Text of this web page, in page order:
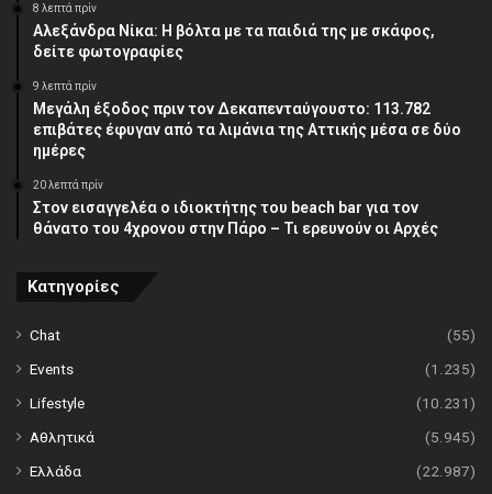
8 λεπτά πρίν
Αλεξάνδρα Νίκα: Η βόλτα με τα παιδιά της με σκάφος,
δείτε φωτογραφίες
9 λεπτά πρίν
Μεγάλη έξοδος πριν τον Δεκαπενταύγουστο: 113.782
επιβάτες έφυγαν από τα λιμάνια της Αττικής μέσα σε δύο
ημέρες
20 λεπτά πρίν
Στον εισαγγελέα ο ιδιοκτήτης του beach bar για τον
θάνατο του 4χρονου στην Πάρο – Τι ερευνούν οι Αρχές
Κατηγορίες
Chat
(55)
Events
(1.235)
Lifestyle
(10.231)
Αθλητικά
(5.945)
Ελλάδα
(22.987)